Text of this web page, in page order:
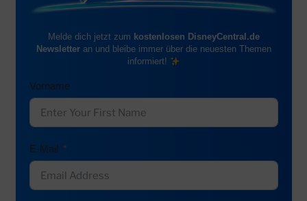
Melde dich jetzt zum kostenlosen DisneyCentral.de
Newsletteran und bleibe immer über die neuesten Themen
informiert!
Vorname
E-Mail